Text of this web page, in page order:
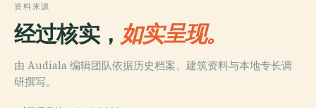
资料来源
经过核实， 如实呈现。
由 Audiala 编辑团队依据历史档案、建筑资料与本地专长调
研撰写。